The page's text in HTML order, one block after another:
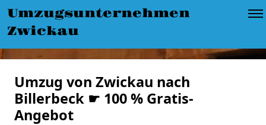
Umzugsunternehmen
Zwickau
Umzug von Zwickau nach
Billerbeck ☛ 100 % Gratis-
Angebot